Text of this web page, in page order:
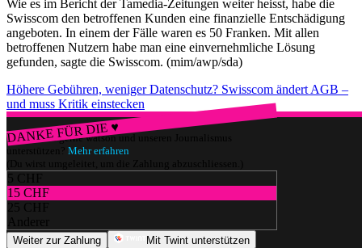
Wie es im Bericht der Tamedia-Zeitungen weiter heisst, habe die
Swisscom den betroffenen Kunden eine finanzielle Entschädigung
angeboten. In einem der Fälle waren es 50 Franken. Mit allen
betroffenen Nutzern habe man eine einvernehmliche Lösung
gefunden, sagte die Swisscom. (mim/awp/sda)
Höhere Gebühren, weniger Datenschutz? Swisscom ändert AGB –
und muss Kritik einstecken
DANKE FÜR DIE ♥
Würdest du gerne watson und unseren Journalismus
unterstützen? Mehr erfahren
(Du wirst umgeleitet, um die Zahlung abzuschliessen.)
5 CHF
15 CHF
25 CHF
Anderer
Weiter zur Zahlung
Mit Twint unterstützen